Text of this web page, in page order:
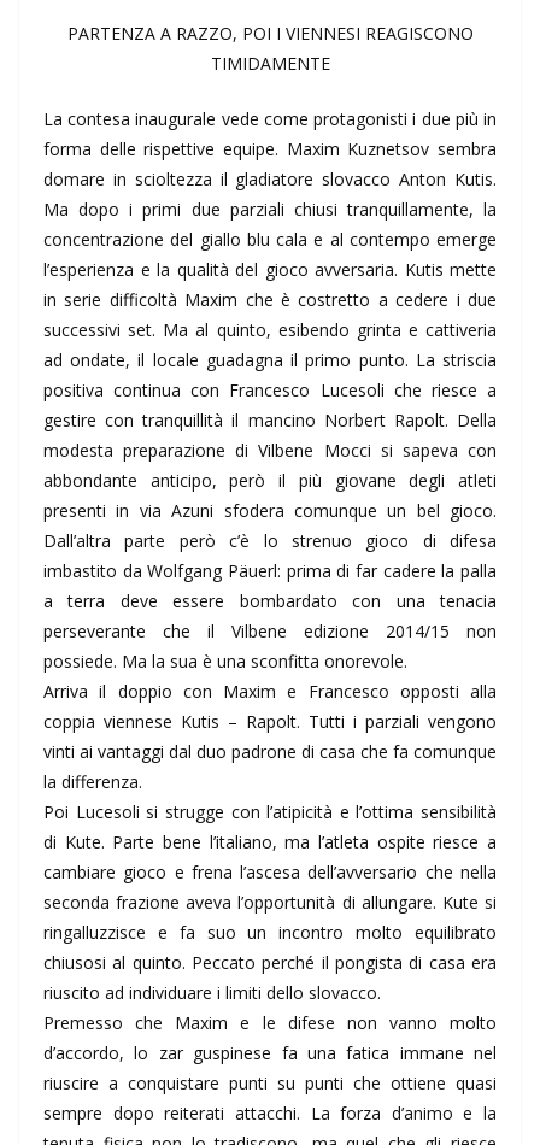
PARTENZA A RAZZO, POI I VIENNESI REAGISCONO
TIMIDAMENTE
La contesa inaugurale vede come protagonisti i due più in
forma delle rispettive equipe. Maxim Kuznetsov sembra
domare in scioltezza il gladiatore slovacco Anton Kutis.
Ma dopo i primi due parziali chiusi tranquillamente, la
concentrazione del giallo blu cala e al contempo emerge
l’esperienza e la qualità del gioco avversaria. Kutis mette
in serie difficoltà Maxim che è costretto a cedere i due
successivi set. Ma al quinto, esibendo grinta e cattiveria
ad ondate, il locale guadagna il primo punto. La striscia
positiva continua con Francesco Lucesoli che riesce a
gestire con tranquillità il mancino Norbert Rapolt. Della
modesta preparazione di Vilbene Mocci si sapeva con
abbondante anticipo, però il più giovane degli atleti
presenti in via Azuni sfodera comunque un bel gioco.
Dall’altra parte però c’è lo strenuo gioco di difesa
imbastito da Wolfgang Päuerl: prima di far cadere la palla
a terra deve essere bombardato con una tenacia
perseverante che il Vilbene edizione 2014/15 non
possiede. Ma la sua è una sconfitta onorevole.
Arriva il doppio con Maxim e Francesco opposti alla
coppia viennese Kutis – Rapolt. Tutti i parziali vengono
vinti ai vantaggi dal duo padrone di casa che fa comunque
la differenza.
Poi Lucesoli si strugge con l’atipicità e l’ottima sensibilità
di Kute. Parte bene l’italiano, ma l’atleta ospite riesce a
cambiare gioco e frena l’ascesa dell’avversario che nella
seconda frazione aveva l’opportunità di allungare. Kute si
ringalluzzisce e fa suo un incontro molto equilibrato
chiusosi al quinto. Peccato perché il pongista di casa era
riuscito ad individuare i limiti dello slovacco.
Premesso che Maxim e le difese non vanno molto
d’accordo, lo zar guspinese fa una fatica immane nel
riuscire a conquistare punti su punti che ottiene quasi
sempre dopo reiterati attacchi. La forza d’animo e la